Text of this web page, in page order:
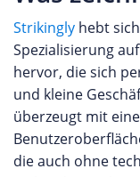
Strikingly hebt
Spezialisierung
hervor, die sich
und kleine
überzeugt mit
die auch ohne